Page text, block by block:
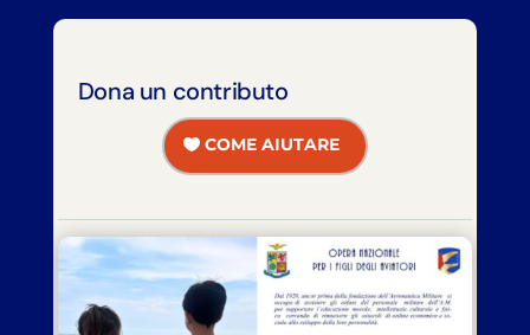
Dona un contributo
COME AIUTARE